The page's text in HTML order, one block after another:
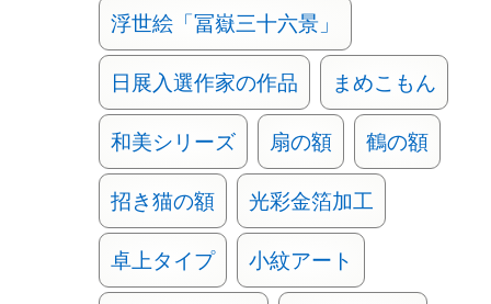
浮世絵「冨嶽三十六景」
日展入選作家の作品 まめこもん
和美シリーズ 扇の額 鶴の額
招き猫の額 光彩金箔加工
卓上タイプ 小紋アート